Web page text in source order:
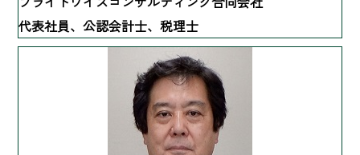
代表社員、公認会計士、税理士